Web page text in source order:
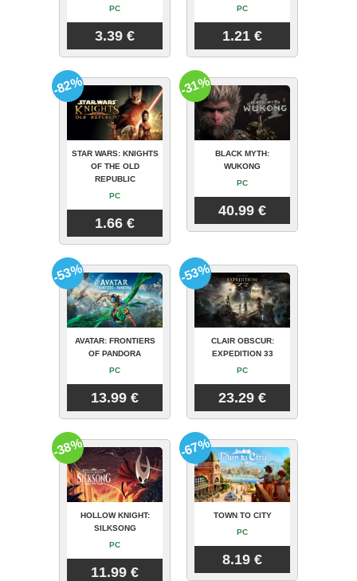
PC
3.39 €
PC
1.21 €
STAR WARS: KNIGHTS
OF THE OLD
REPUBLIC
PC
1.66 €
-82%
BLACK MYTH:
WUKONG
PC
40.99 €
-31%
AVATAR: FRONTIERS
OF PANDORA
PC
13.99 €
-53%
CLAIR OBSCUR:
EXPEDITION 33
PC
23.29 €
-53%
HOLLOW KNIGHT:
SILKSONG
PC
11.99 €
-38%
TOWN TO CITY
PC
8.19 €
-67%